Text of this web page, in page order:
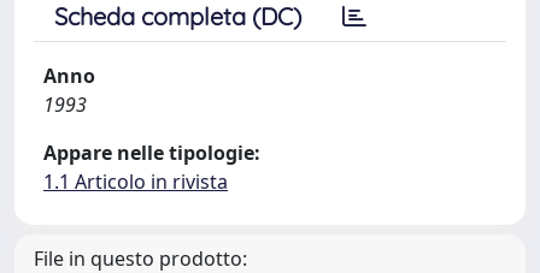
Scheda completa (DC)
Anno
1993
Appare nelle tipologie:
1.1 Articolo in rivista
File in questo prodotto: